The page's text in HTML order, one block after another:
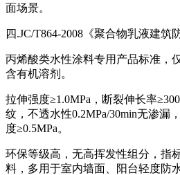
面场景。
四.JC/T864-2008《聚合物乳液建筑
丙烯酸类水性涂料专用产品标准，
含有机溶剂。
拉伸强度≥1.0MPa，断裂伸长率
纹，不透水性0.2MPa/30min无渗漏
度≥0.5MPa。
环保等级高，无高挥发性组分，指
料，多用于室内墙面、阳台轻度防